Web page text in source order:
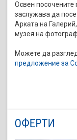
Освен посочените
заслужава да
Арката на
музея на
Можете да
предложение за
ОФЕРТИ